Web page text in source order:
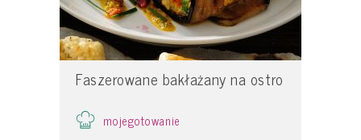
Faszerowane bakłażany na ostro
mojegotowanie